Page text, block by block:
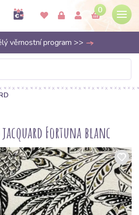
0
věrnostní program >>
Fortuna blanc